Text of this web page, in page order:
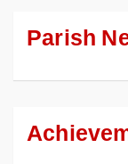
Parish